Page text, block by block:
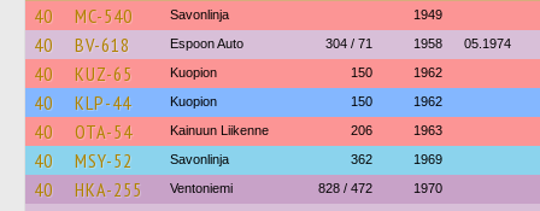
40 MC-540 Savonlinja 1949
40 BV-618 Espoon Auto 304 / 71 1958 05.1974
40 KUZ-65 Kuopion 150 1962
40 KLP-44 Kuopion 150 1962
40 OTA-54 Kainuun Liikenne 206 1963
40 MSY-52 Savonlinja 362 1969
40 HKA-255 Ventoniemi 828 / 472 1970